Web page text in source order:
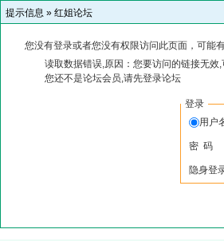
提示信息 » 红姐论坛
您没有登录或者您没有权限访问此页面，可能
读取数据错误,原因：您要访问的链接无效
您还不是论坛会员,请先登录论坛
登录
用户
密 码
隐身登